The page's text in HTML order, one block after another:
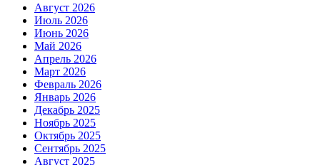
Август 2026
Июль 2026
Июнь 2026
Май 2026
Апрель 2026
Март 2026
Февраль 2026
Январь 2026
Декабрь 2025
Ноябрь 2025
Октябрь 2025
Сентябрь 2025
Август 2025